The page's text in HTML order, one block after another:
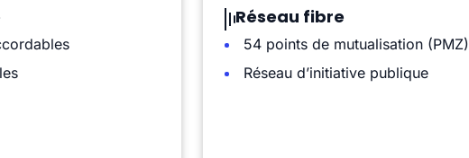
Réseau fibre
54 points de mutualisation (PMZ)
Réseau d’initiative publique